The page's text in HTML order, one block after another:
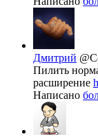
Дмитрий
Пилить
расширение
Написано